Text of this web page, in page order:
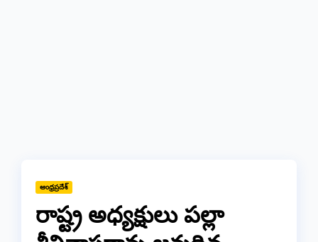
ఆంధ్రప్రదేశ్
రాష్ట్ర అధ్యక్షులు పల్లా